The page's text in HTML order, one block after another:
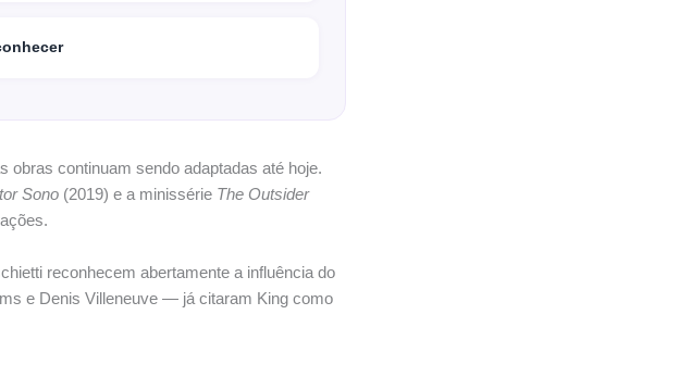
obras continuam sendo adaptadas até hoje.
Sono (2019) e a minissérie The Outsider
reconhecem abertamente a influência do
e Denis Villeneuve — já citaram King como